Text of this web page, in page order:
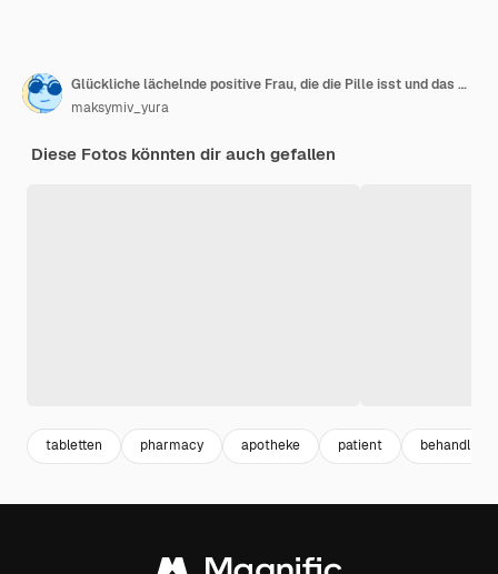
Glückliche lächelnde positive Frau, die die Pille isst und das Glas Wasser in der Hand in ihrem Haus hält
maksymiv_yura
Diese Fotos könnten dir auch gefallen
tabletten pharmacy apotheke patient behandlung